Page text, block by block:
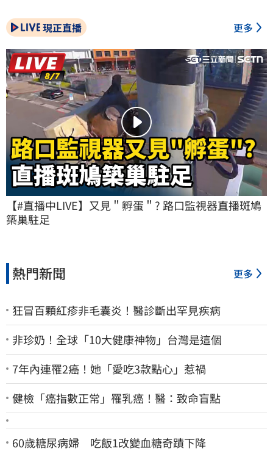
現正直播 更多
【#直播中LIVE】又見＂孵蛋＂? 路口監視器直播斑鳩
築巢駐足
熱門新聞 更多
狂冒百顆紅疹非毛囊炎！醫診斷出罕見疾病
非珍奶！全球「10大健康神物」台灣是這個
7年內連罹2癌！她「愛吃3款點心」惹禍
健檢「癌指數正常」罹乳癌！醫：致命盲點
60歲糖尿病婦 吃飯1改變血糖奇蹟下降